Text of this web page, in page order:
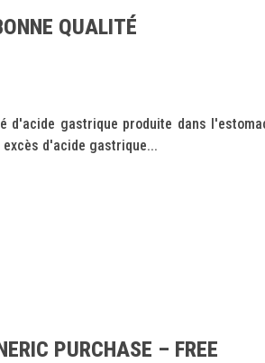
QUALITÉ
d'acide gastrique produite dans
d'acide gastrique...
PURCHASE – FREE